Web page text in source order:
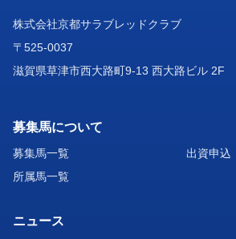
株式会社京都サラブレッドクラブ
〒525-0037
滋賀県草津市西大路町9-13 西大路ビル 2F
募集馬について
募集馬一覧
出資申込
所属馬一覧
ニュース